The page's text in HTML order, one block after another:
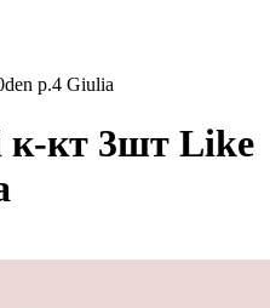
р.4 Giulia
к-кт 3шт Like